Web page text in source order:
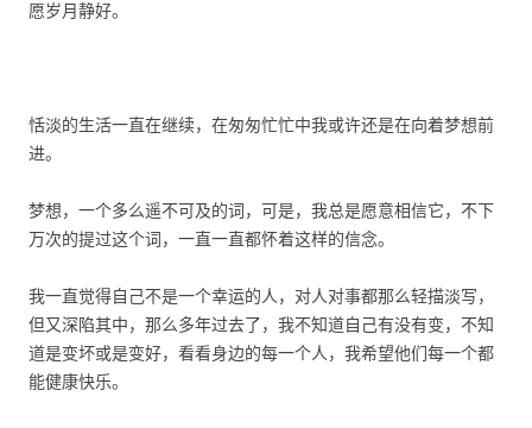
愿岁月静好。
恬淡的生活一直在继续，在匆匆忙忙中我或许还是在向着梦想前
进。
梦想，一个多么遥不可及的词，可是，我总是愿意相信它，不下
万次的提过这个词，一直一直都怀着这样的信念。
我一直觉得自己不是一个幸运的人，对人对事都那么轻描淡写，
但又深陷其中，那么多年过去了，我不知道自己有没有变，不知
道是变坏或是变好，看看身边的每一个人，我希望他们每一个都
能健康快乐。